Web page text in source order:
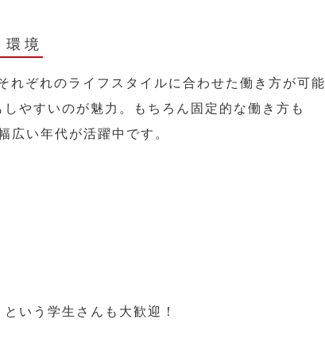
境
ぞれのライフスタイルに合わせた働き方が可能
やすいのが魅力。もちろん固定的な働き方も
広い年代が活躍中です。
いう学生さんも大歓迎！